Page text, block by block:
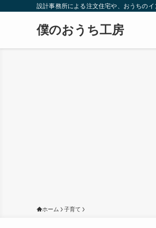
設計事務所による注文住宅や、おうちの
僕のおうち工房
ホーム 子育て